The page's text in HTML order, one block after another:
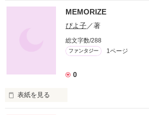
作品を読む
「お前が俺を操ってるんじゃない、
俺がお前を操ってるんだ」
育て方を間違えれば大変なことになるぞ！！
本当は、何も解ってはいない。
謎も、解けてはいなかった。
君は居たのに――…
MEMORIZE
ぴよ子／著
総文字数/288
ファンタジー 1ページ
0
表紙を見る